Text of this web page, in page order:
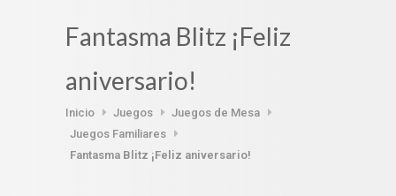
Fantasma Blitz ¡Feliz
aniversario!
Inicio Juegos
Juegos de Mesa
Juegos Familiares
Fantasma Blitz ¡Feliz aniversario!